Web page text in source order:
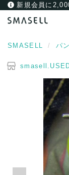
新規会員に
SMASELL パ